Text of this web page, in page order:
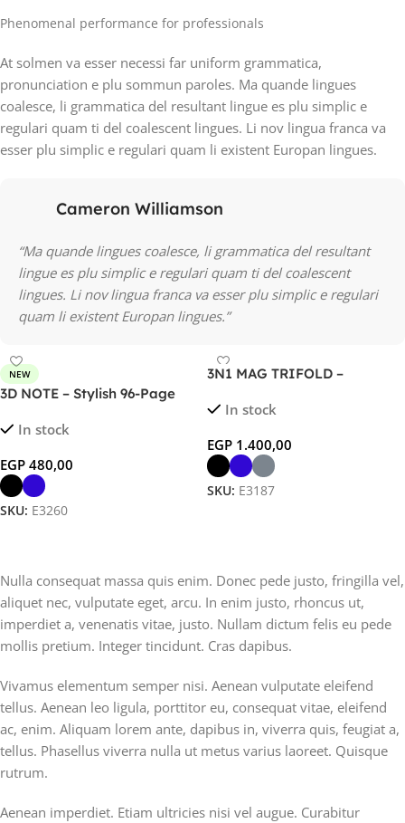
NEW
3D NOTE – Stylish 96-Page
Design Cover
In stock
EGP 480,00
SKU: E3260
3N1 MAG TRIFOLD –
Charger for Phone, Watch &
In stock
EGP 1.400,00
SKU: E3187
Phenomenal performance for professionals
At solmen va esser necessi far uniform grammatica,
pronunciation e plu sommun paroles. Ma quande lingues
coalesce, li grammatica del resultant lingue es plu simplic e
regulari quam ti del coalescent lingues. Li nov lingua franca va
esser plu simplic e regulari quam li existent Europan lingues.
Cameron Williamson
“Ma quande lingues coalesce, li grammatica del resultant
lingue es plu simplic e regulari quam ti del coalescent
lingues. Li nov lingua franca va esser plu simplic e regulari
quam li existent Europan lingues.”
Nulla consequat massa quis enim. Donec pede justo, fringilla vel,
aliquet nec, vulputate eget, arcu. In enim justo, rhoncus ut,
imperdiet a, venenatis vitae, justo. Nullam dictum felis eu pede
mollis pretium. Integer tincidunt. Cras dapibus.
Vivamus elementum semper nisi. Aenean vulputate eleifend
tellus. Aenean leo ligula, porttitor eu, consequat vitae, eleifend
ac, enim. Aliquam lorem ante, dapibus in, viverra quis, feugiat a,
tellus. Phasellus viverra nulla ut metus varius laoreet. Quisque
rutrum.
Aenean imperdiet. Etiam ultricies nisi vel augue. Curabitur